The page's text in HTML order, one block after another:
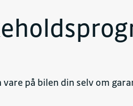
vare på bilen din selv om